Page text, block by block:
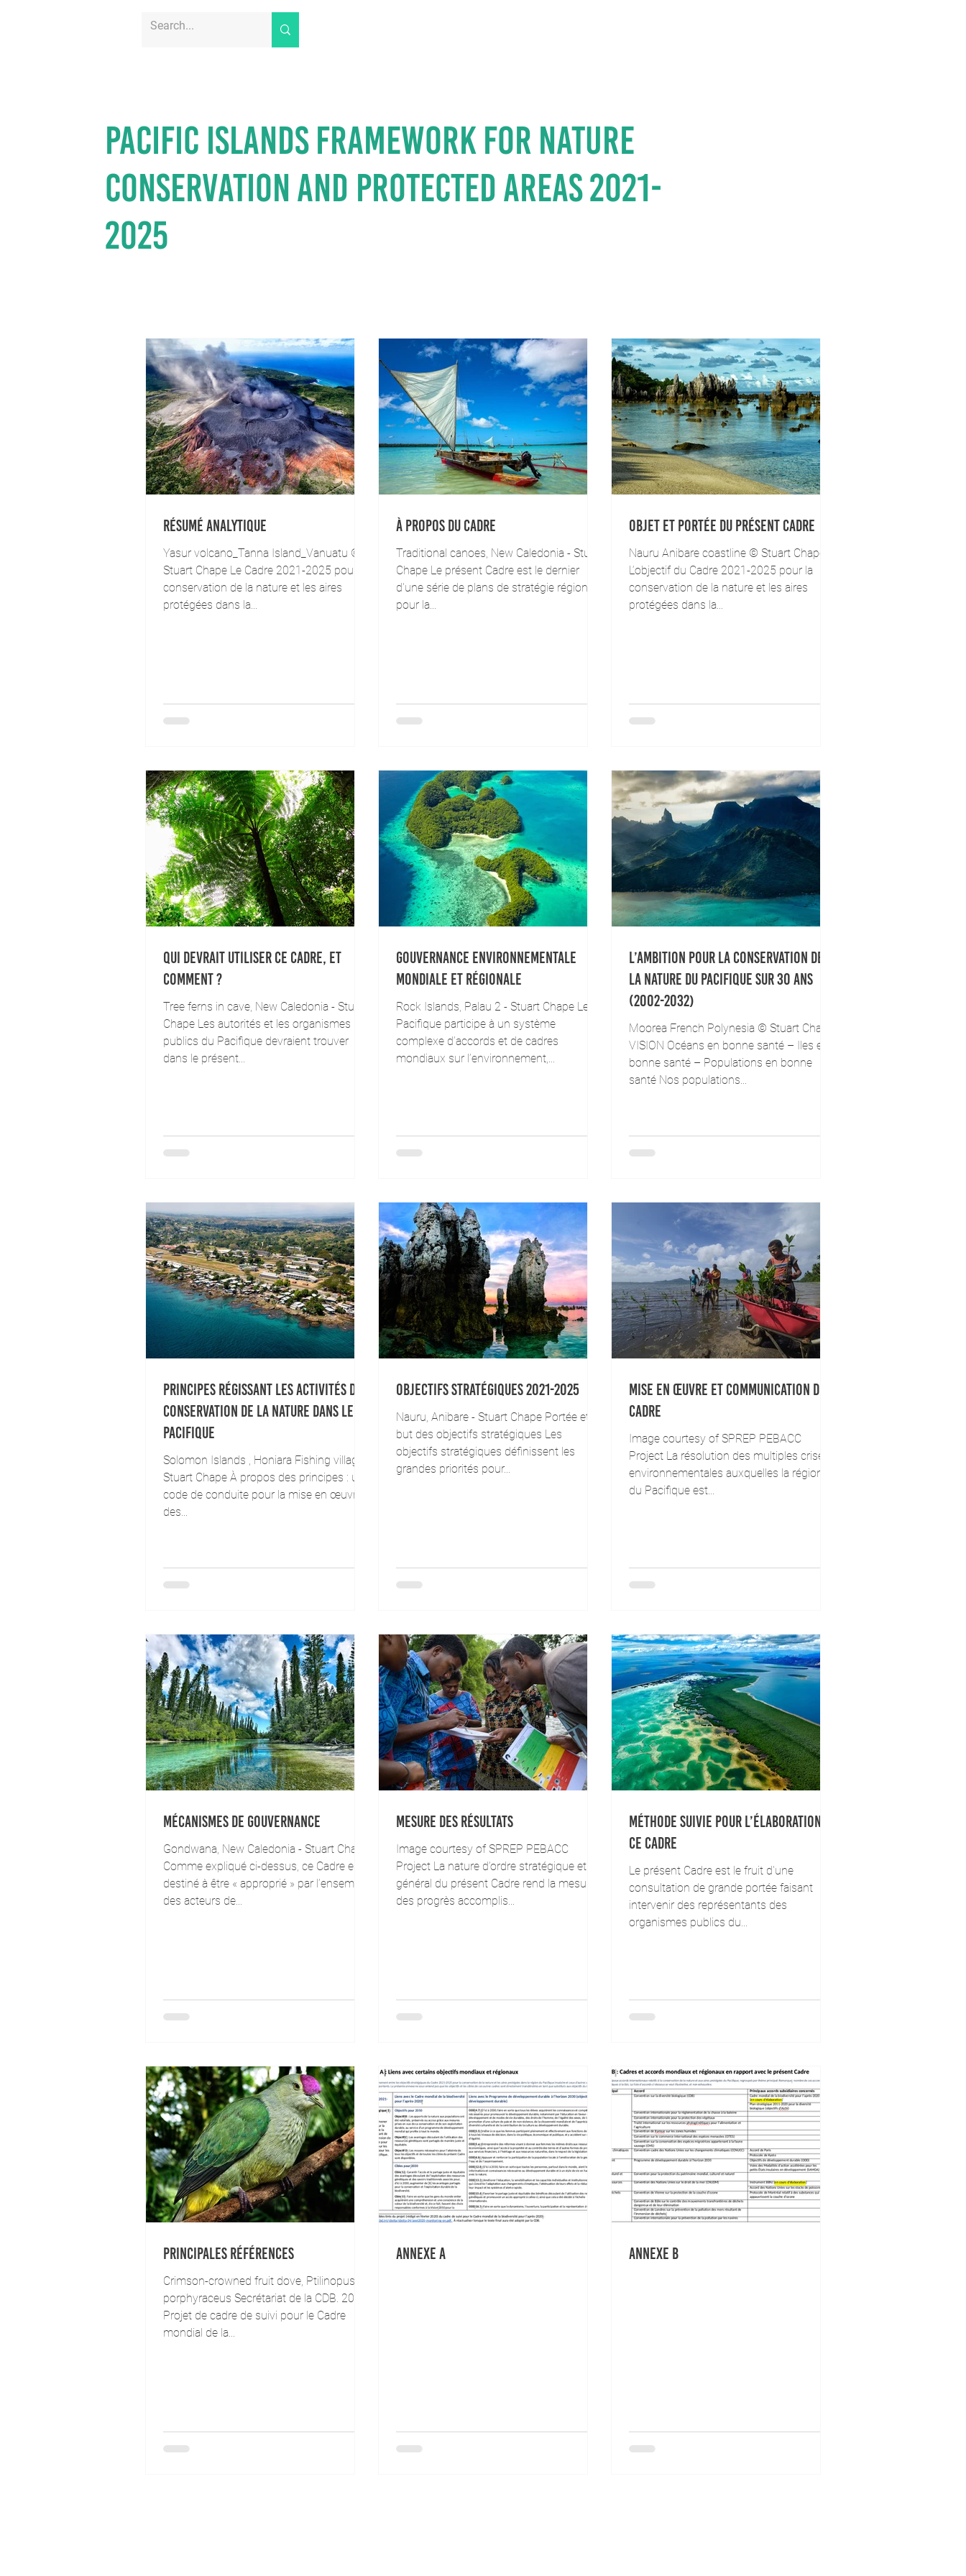
Pacific Islands Framework for Nature
Conservation and Protected Areas 2021-
2025
Résumé analytique
Yasur volcano_Tanna Island_Vanuatu ©
Stuart Chape Le Cadre 2021-2025 pour la
conservation de la nature et les aires
protégées dans la...
À propos du Cadre
Traditional canoes, New Caledonia - Stuart
Chape Le présent Cadre est le dernier
d'une série de plans de stratégie régionale
pour la...
Objet et portée du présent Cadre
Nauru Anibare coastline © Stuart Chape
L‘objectif du Cadre 2021-2025 pour la
conservation de la nature et les aires
protégées dans la...
Qui devrait utiliser ce Cadre, et
comment ?
Tree ferns in cave, New Caledonia - Stuart
Chape Les autorités et les organismes
publics du Pacifique devraient trouver
dans le présent...
Gouvernance environnementale
mondiale et régionale
Rock Islands, Palau 2 - Stuart Chape Le
Pacifique participe à un système
complexe d’accords et de cadres
mondiaux sur l’environnement,...
L’ambition pour la conservation de
la nature du Pacifique sur 30 ans
(2002-2032)
Moorea French Polynesia © Stuart Chape
VISION Océans en bonne santé – Iles en
bonne santé – Populations en bonne
santé Nos populations...
Principes régissant les activités de
conservation de la nature dans le
Pacifique
Solomon Islands , Honiara Fishing village -
Stuart Chape À propos des principes : un
code de conduite pour la mise en œuvre
des...
Objectifs stratégiques 2021-2025
Nauru, Anibare - Stuart Chape Portée et
but des objectifs stratégiques Les
objectifs stratégiques définissent les
grandes priorités pour...
Mise en œuvre et communication du
Cadre
Image courtesy of SPREP PEBACC
Project La résolution des multiples crises
environnementales auxquelles la région
du Pacifique est...
Mécanismes de gouvernance
Gondwana, New Caledonia - Stuart Chape
Comme expliqué ci-dessus, ce Cadre est
destiné à être « approprié » par l’ensemble
des acteurs de...
Mesure des résultats
Image courtesy of SPREP PEBACC
Project La nature d’ordre stratégique et
général du présent Cadre rend la mesure
des progrès accomplis...
Méthode suivie pour l’élaboration de
ce Cadre
Le présent Cadre est le fruit d'une
consultation de grande portée faisant
intervenir des représentants des
organismes publics du...
Principales références
Crimson-crowned fruit dove, Ptilinopus
porphyraceus Secrétariat de la CDB. 2020.
Projet de cadre de suivi pour le Cadre
mondial de la...
Annexe A Annexe B